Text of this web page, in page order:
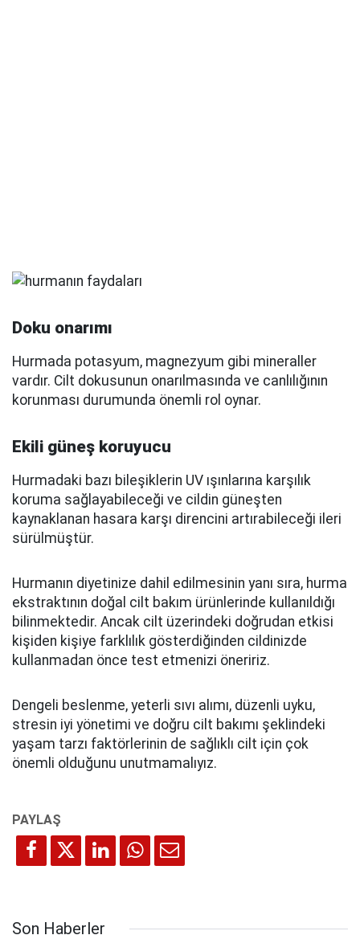
Doku onarımı
Hurmada potasyum, magnezyum gibi mineraller
vardır. Cilt dokusunun onarılmasında ve canlılığının
korunması durumunda önemli rol oynar.
Ekili güneş koruyucu
Hurmadaki bazı bileşiklerin UV ışınlarına karşılık
koruma sağlayabileceği ve cildin güneşten
kaynaklanan hasara karşı direncini artırabileceği ileri
sürülmüştür.
Hurmanın diyetinize dahil edilmesinin yanı sıra, hurma
ekstraktının doğal cilt bakım ürünlerinde kullanıldığı
bilinmektedir. Ancak cilt üzerindeki doğrudan etkisi
kişiden kişiye farklılık gösterdiğinden cildinizde
kullanmadan önce test etmenizi öneririz.
Dengeli beslenme, yeterli sıvı alımı, düzenli uyku,
stresin iyi yönetimi ve doğru cilt bakımı şeklindeki
yaşam tarzı faktörlerinin de sağlıklı cilt için çok
önemli olduğunu unutmamalıyız.
Son Haberler